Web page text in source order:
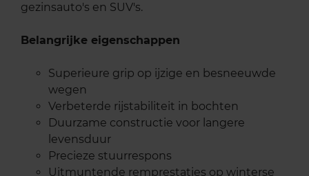
gezinsauto's en SUV's.
Belangrijke eigenschappen
Superieure grip op ijzige en besneeuwde
wegen
Verbeterde rijstabiliteit in bochten
Duurzame constructie voor langere
levensduur
Precieze stuurrespons
Uitmuntende remprestaties op winterse